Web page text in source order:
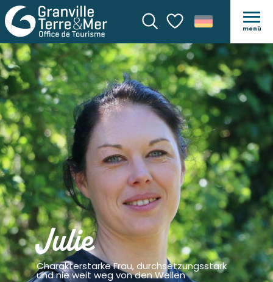
SucheVoir les favoris
menü
Julie
Charakterstarke Frau, durchsetzungsstark
und nie weit weg von den Wellen